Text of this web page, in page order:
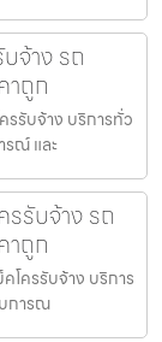
จ้าง รถ
าถูก
รรับจ้าง บริการทั่ว
รณ์ และ
รรับจ้าง รถ
าถูก
โครรับจ้าง บริการ
การณ